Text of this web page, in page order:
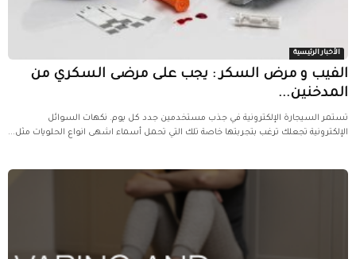
الأخبار الرئيسية
الفيب و مرض السكر : يجب على مرضى السكري من
المدخنين...
تستمر السيجارة الإلكترونية في جذب مستخدمين جدد كل يوم. نكهات السوائل
الإلكترونية تجعلك ترغب بتجربتها خاصة تلك التي تحمل أسماء اشهى انواع الحلويات مثل...